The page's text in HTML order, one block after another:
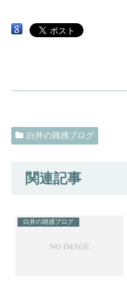
白井の雑感ブログ
関連記事
白井の雑感ブログ